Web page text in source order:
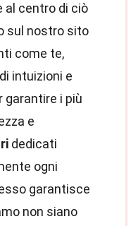
al centro di ciò
sul nostro sito
come te,
intuizioni e
garantire i più
e
dedicati
ogni
garantisce
non siano